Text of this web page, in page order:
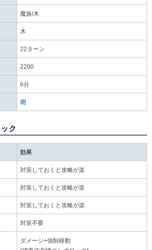
魔族/木
木
22ターン
2200
6分
樹
ク
効果
対策しておくと攻略が楽
対策しておくと攻略が楽
対策しておくと攻略が楽
対策不要
ダメージ+強制移動